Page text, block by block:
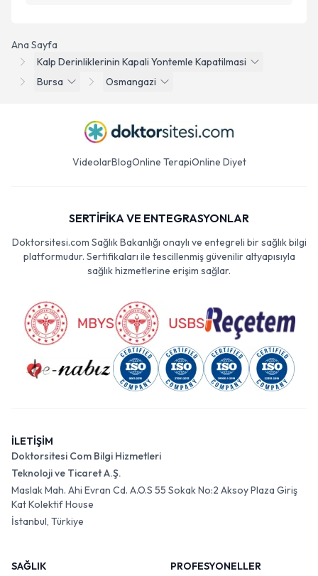
Ana Sayfa
Kalp Derinliklerinin Kapali Yontemle Kapatilmasi
Bursa
Osmangazi
VideolarBlogOnline TerapiOnline Diyet
SERTİFİKA VE ENTEGRASYONLAR
Doktorsitesi.com Sağlık Bakanlığı onaylı ve entegreli bir sağlık bilgi
platformudur. Sertifikaları ile tescillenmiş güvenilir altyapısıyla
sağlık hizmetlerine erişim sağlar.
İLETİŞİM
Doktorsitesi Com Bilgi Hizmetleri
Teknoloji ve Ticaret A.Ş.
Maslak Mah. Ahi Evran Cd. A.O.S 55 Sokak No:2 Aksoy Plaza Giriş
Kat Kolektif House
İstanbul, Türkiye
SAĞLIK
PROFESYONELLER